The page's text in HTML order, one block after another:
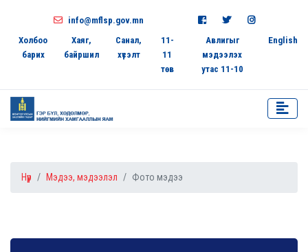
info@mflsp.gov.mn
Холбоо
барих
Хаяг,
байршил
Санал,
хүсэлт
11-
11
төв
Авлигыг
мэдээлэх
утас 11-10
English
Нүүр Мэдээ, мэдээлэл Фото мэдээ